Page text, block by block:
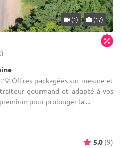
(1) (17)
Offres packagées sur-mesure et
gourmand et adapté à vos
pour prolonger la ...
5.0 (9)